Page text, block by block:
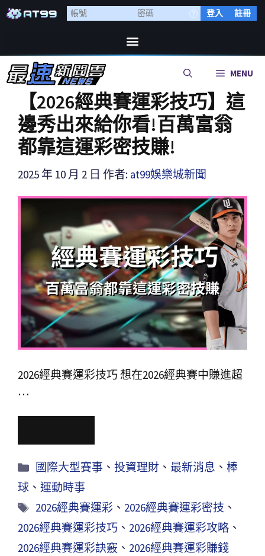
登入 註冊
MENU
【2026經典賽運彩技巧】這
邊秀出來給你看!百萬富翁
都靠這運彩密技賺!
2025 年 10 月 2 日 作者: at99娛樂城新聞
2026經典賽運彩技巧 想在2026經典賽中賺進超
…
國際大型賽事 、投資理財 、最新消息 、棒
球 、 運動時事
2026經典賽運彩 、 2026經典賽運彩密技 、
2026經典賽運彩技巧 、 2026經典賽運彩攻略 、
2026經典賽運彩訣竅 、 2026經典賽運彩賺錢